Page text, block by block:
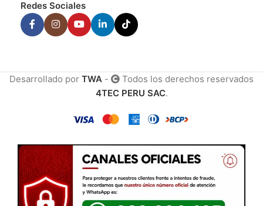
Redes Sociales
Desarrollado por TWA -
Todos los derechos reservados
4TEC PERU SAC.